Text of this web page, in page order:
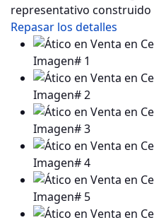
representativo construido
Repasar los detalles